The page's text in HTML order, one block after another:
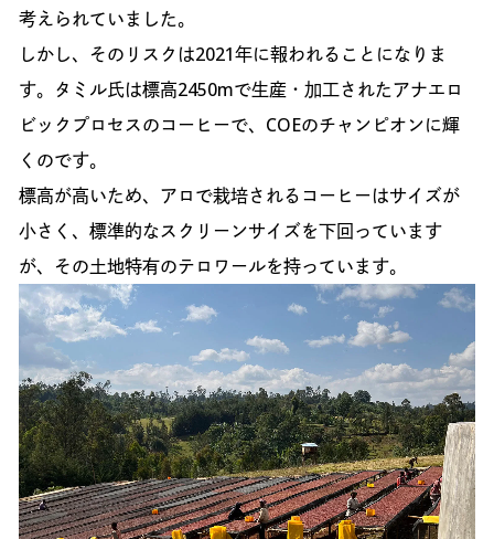
考えられていました。
しかし、そのリスクは2021年に報われることになりま
す。タミル氏は標高2450mで生産・加工されたアナエロ
ビックプロセスのコーヒーで、COEのチャンピオンに輝
くのです。
標高が高いため、アロで栽培されるコーヒーはサイズが
小さく、標準的なスクリーンサイズを下回っています
が、その土地特有のテロワールを持っています。